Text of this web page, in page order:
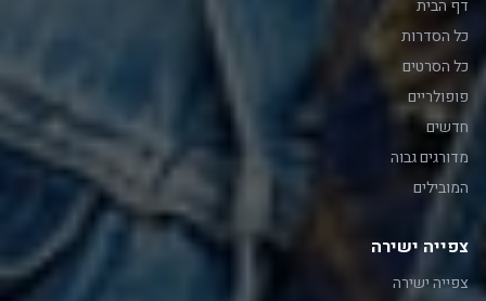
דף הבית
כל הסדרות
כל הסרטים
פופולריים
חדשים
מדורגים גבוה
המובילים
צפייה ישירה
צפייה ישירה